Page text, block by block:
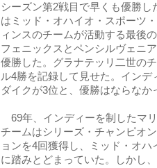
シーズン第2戦目で早くも優勝
はミッド・オハイオ・スポーツ
ィンスのチームが活動する最後
フェニックスとペンシルヴェニ
優勝した。グラナテッリ二世の
ル4勝を記録して見せた。インデ
ダイクが3位と、優勝はならなか
69年、インディーを制したマ
チームはシリーズ・チャンピオ
ョンを4回獲得し、ミッド・オ
に踏みとどまっていた。しかし